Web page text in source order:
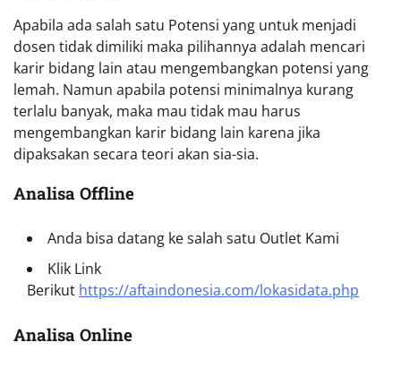
Apabila ada salah satu Potensi yang untuk menjadi
dosen tidak dimiliki maka pilihannya adalah mencari
karir bidang lain atau mengembangkan potensi yang
lemah. Namun apabila potensi minimalnya kurang
terlalu banyak, maka mau tidak mau harus
mengembangkan karir bidang lain karena jika
dipaksakan secara teori akan sia-sia.
Analisa Offline
Anda bisa datang ke salah satu Outlet Kami
Klik Link
Berikut https://aftaindonesia.com/lokasidata.php
Analisa Online